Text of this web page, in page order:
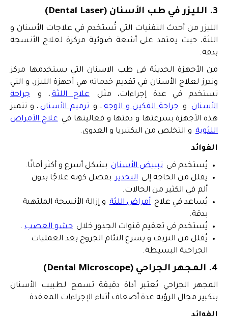
3. الليزر في طب الأسنان (Dental Laser)
الليزر من أحدث التقنيات التي تُستخدم في علاجات الأسنان و
اللثة، حيث يعتمد على أشعة ضوئية مركزة لعلاج الأنسجة
بدقة.
من الأجهزة الحديثة فى طب الاسنان التي يستخدمها مركز
وندرز لعلاج الأسنان في تقديم خدماته هي أجهزة الليزر، و التي
تستخدم في عدة إجراءات، مثل
علاج اللثة ، و
جراحة
الأسنان
و جراحة الفكين و الوجه ، و ترميم الأسنان ، و تتميز
هذه الأجهزة بسرعتها و دقتها و فعاليتها في علاج الأمراض
اللثوية و التخلص من البكتيريا و العدوى.
الفوائد
يُستخدم في تبييض الأسنان بشكل أسرع و أكثر أمانًا.
يقلل من الحاجة إلى التخدير بفضل كونه علاجًا بدون
ألم في الكثير من الحالات.
يُساعد في علاج أمراض اللثة و إزالة الأنسجة الملتهبة
بدقة.
يُستخدم في تعقيم قنوات الجذور خلال حشو العصب .
يُقلل من النزيف و يسرع التئام الجروح بعد العمليات
الجراحية البسيطة.
4. المجهر الجراحي (Dental Microscope)
المجهر الجراحي يُعتبر أداة دقيقة تسمح لطبيب الأسنان
بتكبير مجال الرؤية عدة أضعاف أثناء الإجراءات المعقدة.